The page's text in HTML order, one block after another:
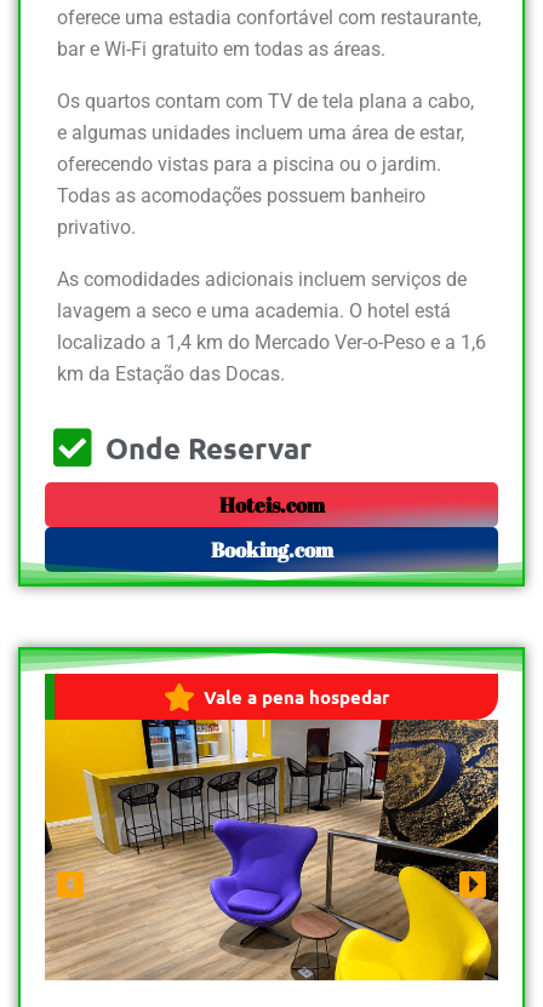
oferece uma estadia confortável com restaurante,
bar e Wi-Fi gratuito em todas as áreas.
Os quartos contam com TV de tela plana a cabo,
e algumas unidades incluem uma área de estar,
oferecendo vistas para a piscina ou o jardim.
Todas as acomodações possuem banheiro
privativo.
As comodidades adicionais incluem serviços de
lavagem a seco e uma academia. O hotel está
localizado a 1,4 km do Mercado Ver-o-Peso e a 1,6
km da Estação das Docas.
Onde Reservar
Hoteis.com
Booking.com
Vale a pena hospedar